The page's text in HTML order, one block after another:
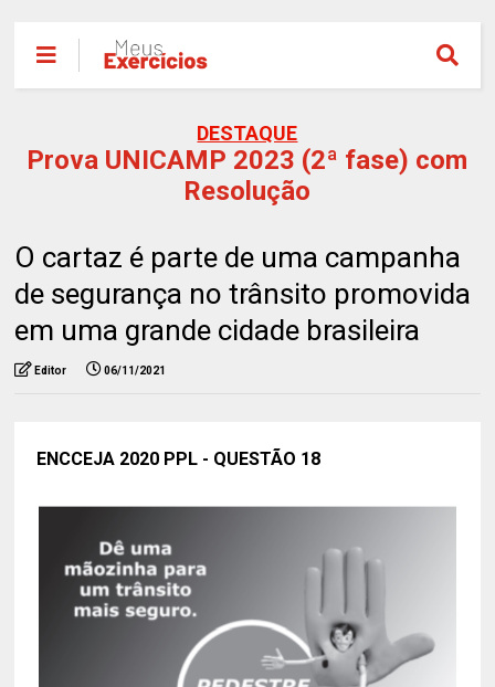
DESTAQUE
Prova UNICAMP 2023 (2ª fase) com
Resolução
O cartaz é parte de uma campanha
de segurança no trânsito promovida
em uma grande cidade brasileira
Editor 06/11/2021
ENCCEJA 2020 PPL - QUESTÃO 18